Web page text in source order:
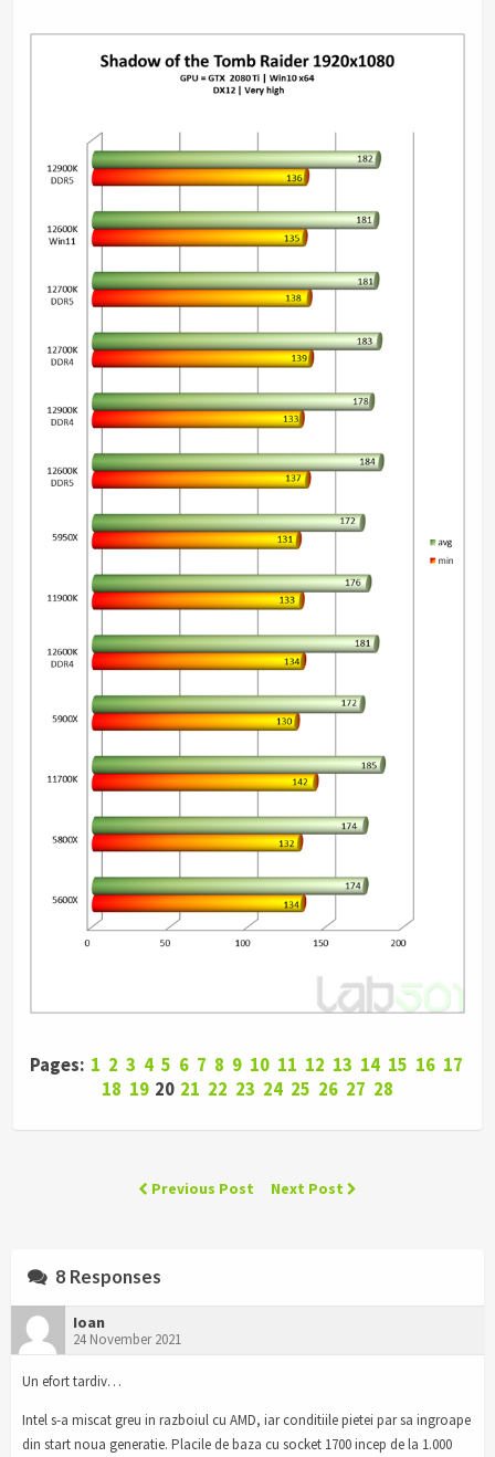
Pages: 1 2 3 4 5 6 7 8 9 10 11 12 13 14 15 16 17
18 19 20 21 22 23 24 25 26 27 28
Previous Post Next Post
8 Responses
Ioan
24 November 2021
Un efort tardiv…
Intel s-a miscat greu in razboiul cu AMD, iar conditiile pietei par sa ingroape
din start noua generatie. Placile de baza cu socket 1700 incep de la 1.000